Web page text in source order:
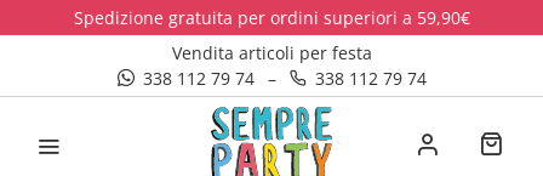
Spedizione gratuita per ordini superiori a 59,90€
Vendita articoli per festa
338 112 79 74
– 338 112 79 74